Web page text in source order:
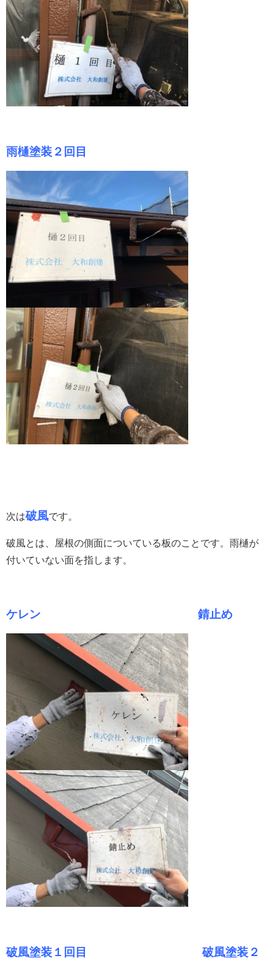
雨樋塗装２回目
次は破風です。
破風とは、屋根の側面についている板のことです。 雨樋が
付いていない面を指します。
ケレン 錆止め
破風塗装１回目 破風塗装２